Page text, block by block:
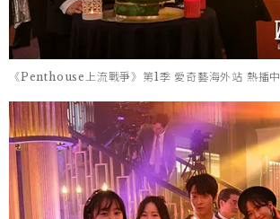
《Penthouse上流戰爭》第1季 愛奇藝海外站 熱播中